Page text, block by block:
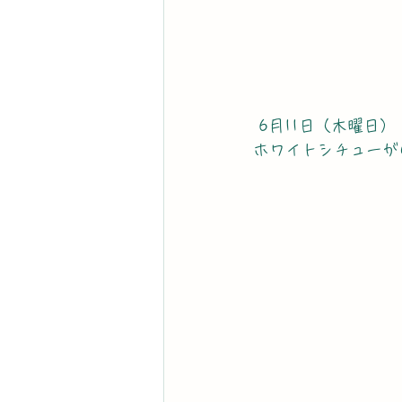
6月11日（木曜日）
ホワイトシチューが